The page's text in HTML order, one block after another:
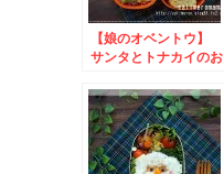
【娘のオベントウ】
サンタとトナカイのお